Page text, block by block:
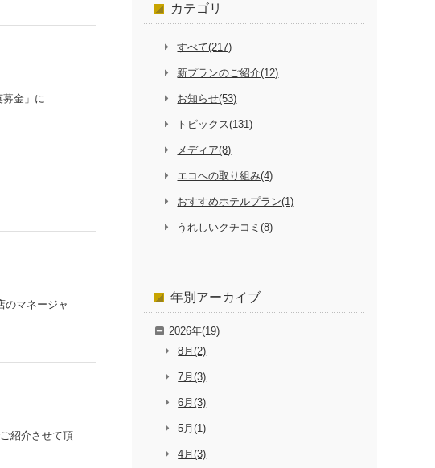
金」に
のマネージャ
紹介させて頂
カテゴリ
すべて(217)
新プランのご紹介(12)
お知らせ(53)
トピックス(131)
メディア(8)
エコへの取り組み(4)
おすすめホテルプラン(1)
うれしいクチコミ(8)
年別アーカイブ
2026年(19)
8月(2)
7月(3)
6月(3)
5月(1)
4月(3)